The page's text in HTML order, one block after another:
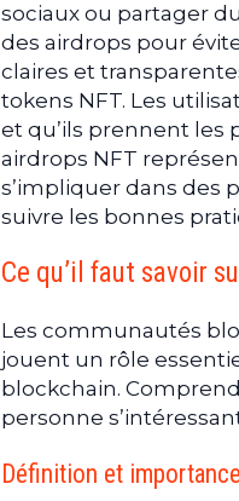
sociaux ou partager
des airdrops pour
claires et
tokens NFT. Les
et qu’ils prennent les
airdrops NFT
s’impliquer dans des
suivre les bonnes
Ce qu’il faut savoir
Les communautés
jouent un rôle
blockchain.
personne
Définition et